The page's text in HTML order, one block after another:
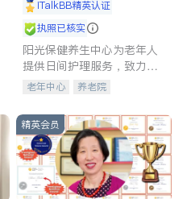
iTalkBB精英认证
执照已核实
阳光保健养生中心为老年人
提供日间护理服务，致力于
通过持续的护理创新来有效
老年中心 养老院
精英会员